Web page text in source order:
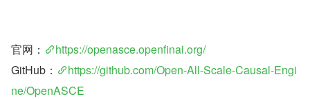
官网：
https://openasce.openfinai.org/
GitHub：
https://github.com/Open-All-Scale-Causal-Engi
ne/OpenASCE